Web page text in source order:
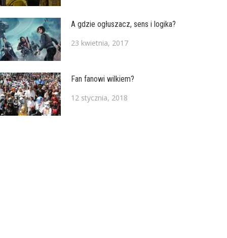
A gdzie ogłuszacz, sens i logika?
23 kwietnia, 2017
Fan fanowi wilkiem?
12 stycznia, 2018